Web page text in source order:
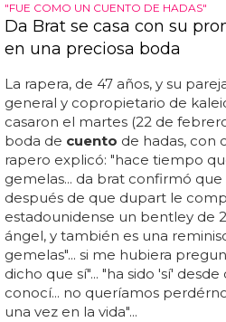
"FUE COMO UN CUENTO DE HADAS"
Da Brat se casa con su
en una preciosa boda
La rapera, de 47 años, y su
general y copropietario de
casaron el martes (22 de
boda de cuento de hadas, con
rapero explicó: "hace tiempo
gemelas... da brat confirmó
después de que dupart le
estadounidense un bentley de
ángel, y también es una
gemelas"... si me hubiera
dicho que sí"... "ha sido 'sí'
conocí... no queríamos
una vez en la vida"...